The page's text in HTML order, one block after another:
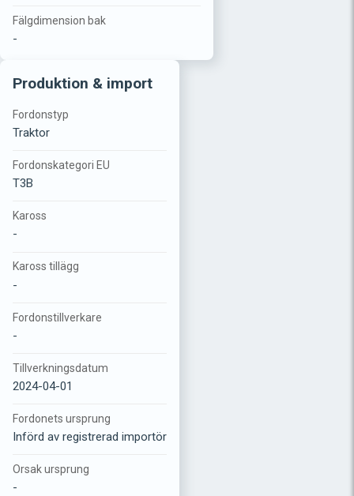
Fälgdimension bak
-
Produktion & import
Fordonstyp
Traktor
Fordonskategori EU
T3B
Kaross
-
Kaross tillägg
-
Fordonstillverkare
-
Tillverkningsdatum
2024-04-01
Fordonets ursprung
Införd av registrerad importör
Orsak ursprung
-